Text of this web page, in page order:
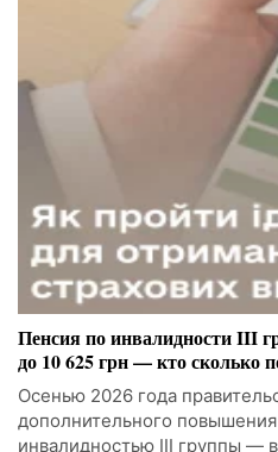
Пенсия по инвалидности III
до 10 625 грн — кто сколько
Осенью 2026 года
дополнительного
инвалидностью III группы —